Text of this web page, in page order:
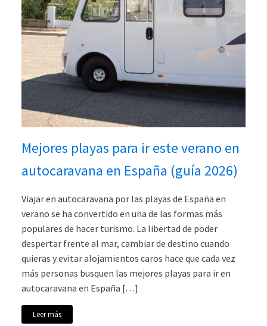
Mejores playas para ir este verano en
autocaravana en España (guía 2026)
Viajar en autocaravana por las playas de España en
verano se ha convertido en una de las formas más
populares de hacer turismo. La libertad de poder
despertar frente al mar, cambiar de destino cuando
quieras y evitar alojamientos caros hace que cada vez
más personas busquen las mejores playas para ir en
autocaravana en España […]
Leer más